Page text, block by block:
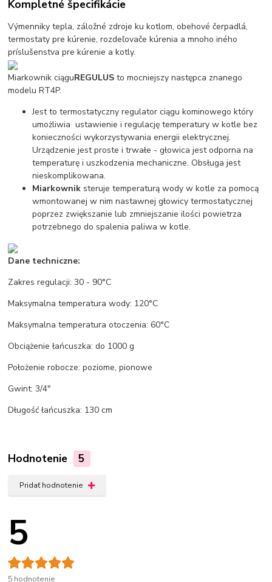
Kompletné špecifikácie
Výmenniky tepla, záložné zdroje ku kotlom, obehové čerpadlá,
termostaty pre kúrenie, rozdeľovače kúrenia a mnoho iného
príslušenstva pre kúrenie a kotly.
Miarkownik ciąguREGULUS to mocniejszy następca znanego
modelu RT4P.
Jest to termostatyczny regulator ciągu kominowego który
umożliwia ustawienie i regulację temperatury w kotle bez
konieczności wykorzystywania energii elektrycznej.
Urządzenie jest proste i trwałe - głowica jest odporna na
temperaturę i uszkodzenia mechaniczne. Obsługa jest
nieskomplikowana.
Miarkownik steruje temperaturą wody w kotle za pomocą
wmontowanej w nim nastawnej głowicy termostatycznej
poprzez zwiększanie lub zmniejszanie ilości powietrza
potrzebnego do spalenia paliwa w kotle.
Dane techniczne:
Zakres regulacji: 30 - 90°C
Maksymalna temperatura wody: 120°C
Maksymalna temperatura otoczenia: 60°C
Obciążenie łańcuszka: do 1000 g
Położenie robocze: poziome, pionowe
Gwint: 3/4"
Długość łańcuszka: 130 cm
Hodnotenie 5
Pridať hodnotenie
5
5 hodnotenie